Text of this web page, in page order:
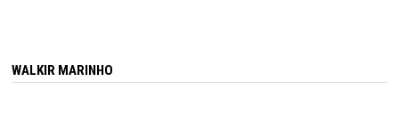
WALKIR MARINHO